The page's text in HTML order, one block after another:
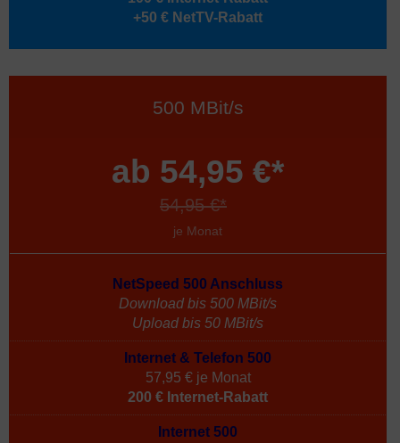
+50 € NetTV-Rabatt
500 MBit/s
ab 54,95 €*
54,95 €*
je Monat
NetSpeed 500 Anschluss
Download bis 500 MBit/s
Upload bis 50 MBit/s
Internet & Telefon 500
57,95 € je Monat
200 € Internet-Rabatt
Internet 500